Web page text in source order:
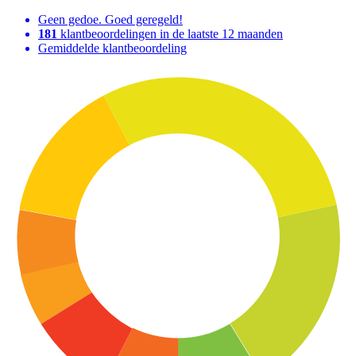
Geen gedoe. Goed geregeld!
181 klantbeoordelingen in de laatste 12 maanden
Gemiddelde klantbeoordeling